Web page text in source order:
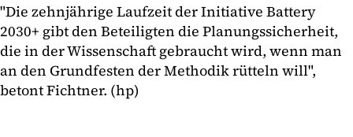
"Die zehnjährige Laufzeit der Initiative Battery
2030+ gibt den Beteiligten die Planungssicherheit,
die in der Wissenschaft gebraucht wird, wenn man
an den Grundfesten der Methodik rütteln will",
betont Fichtner. (hp)